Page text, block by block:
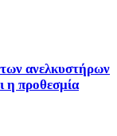
ανελκυστήρων
η προθεσμία